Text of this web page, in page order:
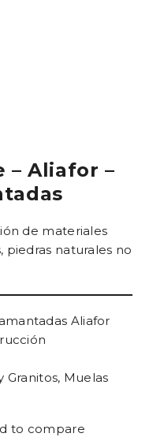
– Aliafor –
de materiales
piedras naturales no
Aliafor
Granitos, Muelas
to compare